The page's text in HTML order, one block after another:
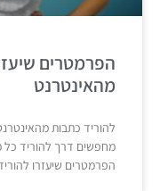
הפרמטרים
מהאינטרנט
להוריד כתבות
מחפשים דרך להוריד
הפרמטרים שיעזרו